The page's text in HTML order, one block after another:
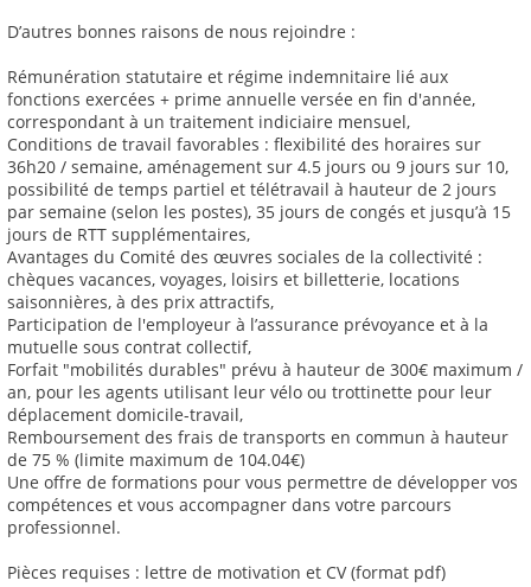
D’autres bonnes raisons de nous rejoindre :
Rémunération statutaire et régime indemnitaire lié aux
fonctions exercées + prime annuelle versée en fin d'année,
correspondant à un traitement indiciaire mensuel,
Conditions de travail favorables : flexibilité des horaires sur
36h20 / semaine, aménagement sur 4.5 jours ou 9 jours sur 10,
possibilité de temps partiel et télétravail à hauteur de 2 jours
par semaine (selon les postes), 35 jours de congés et jusqu’à 15
jours de RTT supplémentaires,
Avantages du Comité des œuvres sociales de la collectivité :
chèques vacances, voyages, loisirs et billetterie, locations
saisonnières, à des prix attractifs,
Participation de l'employeur à l’assurance prévoyance et à la
mutuelle sous contrat collectif,
Forfait "mobilités durables" prévu à hauteur de 300€ maximum /
an, pour les agents utilisant leur vélo ou trottinette pour leur
déplacement domicile-travail,
Remboursement des frais de transports en commun à hauteur
de 75 % (limite maximum de 104.04€)
Une offre de formations pour vous permettre de développer vos
compétences et vous accompagner dans votre parcours
professionnel.
Pièces requises : lettre de motivation et CV (format pdf)